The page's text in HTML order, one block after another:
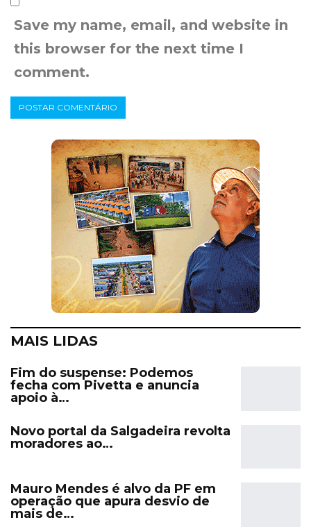
Save my name, email, and website in
this browser for the next time I
comment.
MAIS LIDAS
Fim do suspense: Podemos
fecha com Pivetta e anuncia
apoio à…
Novo portal da Salgadeira revolta
moradores ao…
Mauro Mendes é alvo da PF em
operação que apura desvio de
mais de…